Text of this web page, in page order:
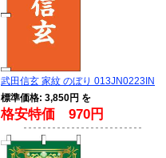
武田信玄 家紋 のぼり 013JN0223IN
標準価格: 3,850円 を
格安特価 970円